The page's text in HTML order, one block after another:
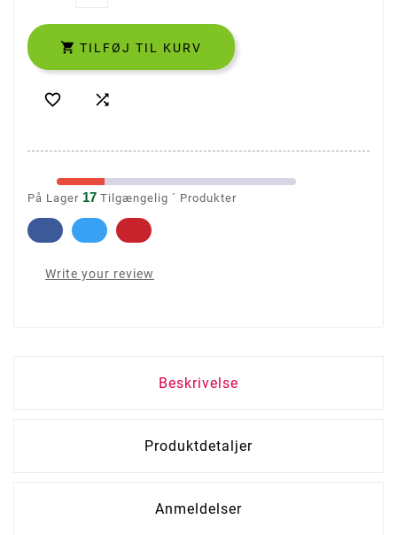
 TILFØJ TIL KURV
 
På Lager 17 Tilgængelig ´ Produkter
Write your review
Beskrivelse
Produktdetaljer
Anmeldelser